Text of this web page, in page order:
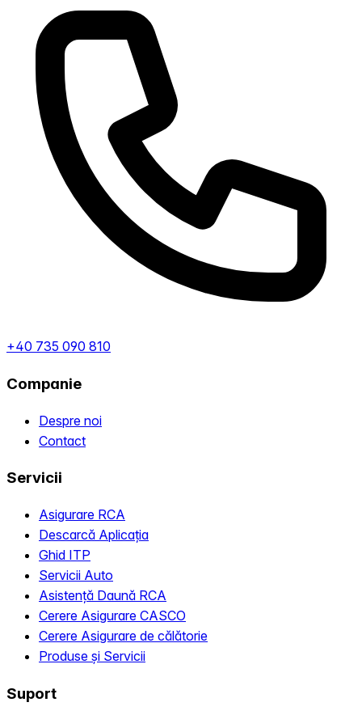
+40 735 090 810
Companie
Despre noi
Contact
Servicii
Asigurare RCA
Descarcă Aplicația
Ghid ITP
Servicii Auto
Asistență Daună RCA
Cerere Asigurare CASCO
Cerere Asigurare de călătorie
Produse și Servicii
Suport